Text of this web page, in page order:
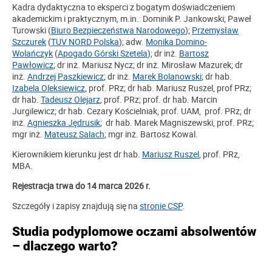
Kadra dydaktyczna to eksperci z bogatym doświadczeniem
akademickim i praktycznym, m.in.: Dominik P. Jankowski; Paweł
Turowski (Biuro Bezpieczeństwa Narodowego); Przemysław
Szczurek (TUV NORD Polska); adw. Monika Domino-
Wolańczyk (Apogado Górski Szetela); dr inż. Bartosz
Pawłowicz; dr inż. Mariusz Nycz; dr inż. Mirosław Mazurek; dr
inż. Andrzej Paszkiewicz; dr inż. Marek Bolanowski; dr hab.
Izabela Oleksiewicz , prof. PRz; dr hab. Mariusz Ruszel, prof PRz;
dr hab. Tadeusz Olejarz , prof. PRz; prof. dr hab. Marcin
Jurgilewicz; dr hab. Cezary Kościelniak, prof. UAM, prof. PRz; dr
inż. Agnieszka Jędrusik; dr hab. Marek Magniszewski, prof. PRz;
mgr inż. Mateusz Salach; mgr inż. Bartosz Kowal.
Kierownikiem kierunku jest dr hab. Mariusz Ruszel , prof. PRz,
MBA.
Rejestracja trwa do 14 marca 2026 r.
Szczegóły i zapisy znajdują się na stronie CSP.
Studia podyplomowe oczami absolwentów
– dlaczego warto?